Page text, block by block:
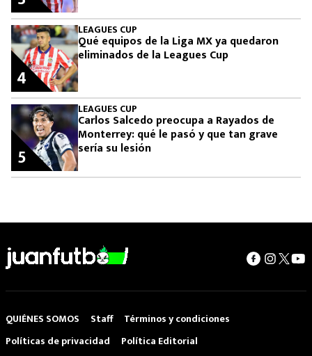
LEAGUES CUP
Qué equipos de la Liga MX ya quedaron
eliminados de la Leagues Cup
4
LEAGUES CUP
Carlos Salcedo preocupa a Rayados de
Monterrey: qué le pasó y que tan grave
sería su lesión
5
QUIÉNES SOMOS Staff
Términos y condiciones
Políticas de privacidad
Política Editorial